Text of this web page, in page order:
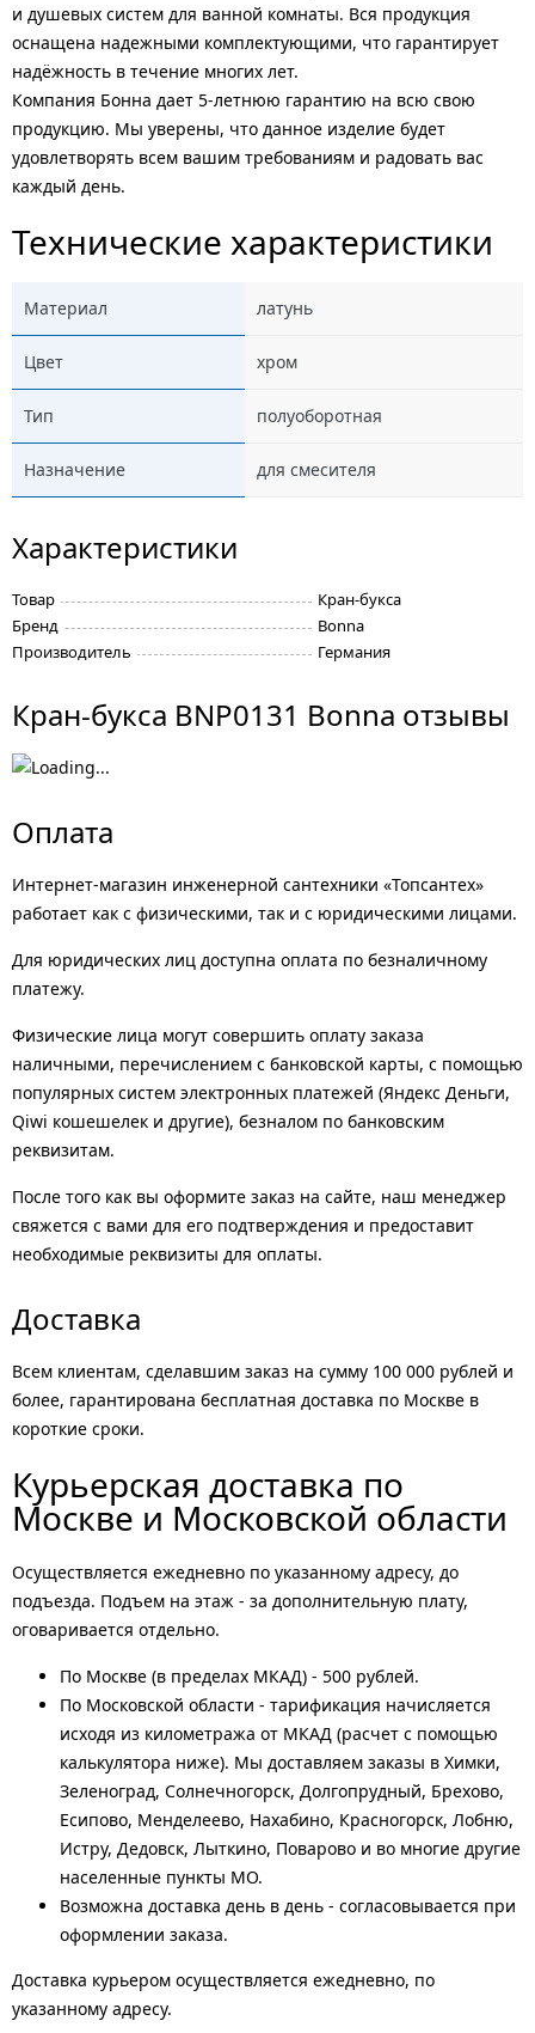
и душевых систем для ванной комнаты. Вся продукция
оснащена надежными комплектующими, что гарантирует
надёжность в течение многих лет.
Компания Бонна дает 5-летнюю гарантию на всю свою
продукцию. Мы уверены, что данное изделие будет
удовлетворять всем вашим требованиям и радовать вас
каждый день.
Технические характеристики
Материал латунь
Цвет хром
Тип полуоборотная
Назначение для смесителя
Характеристики
Товар
Кран-букса
Бренд
Bonna
Производитель
Германия
Кран-букса BNP0131 Bonna отзывы
Оплата
Интернет-магазин инженерной сантехники «Топсантех»
работает как с физическими, так и с юридическими лицами.
Для юридических лиц доступна оплата по безналичному
платежу.
Физические лица могут совершить оплату заказа
наличными, перечислением с банковской карты, с помощью
популярных систем электронных платежей (Яндекс Деньги,
Qiwi кошешелек и другие), безналом по банковским
реквизитам.
После того как вы оформите заказ на сайте, наш менеджер
свяжется с вами для его подтверждения и предоставит
необходимые реквизиты для оплаты.
Доставка
Всем клиентам, сделавшим заказ на сумму 100 000 рублей и
более, гарантирована бесплатная доставка по Москве в
короткие сроки.
Курьерская доставка по
Москве и Московской области
Осуществляется ежедневно по указанному адресу, до
подъезда. Подъем на этаж - за дополнительную плату,
оговаривается отдельно.
По Москве (в пределах МКАД) - 500 рублей.
По Московской области - тарификация начисляется
исходя из километража от МКАД (расчет с помощью
калькулятора ниже). Мы доставляем заказы в Химки,
Зеленоград, Солнечногорск, Долгопрудный, Брехово,
Есипово, Менделеево, Нахабино, Красногорск, Лобню,
Истру, Дедовск, Лыткино, Поварово и во многие другие
населенные пункты МО.
Возможна доставка день в день - согласовывается при
оформлении заказа.
Доставка курьером осуществляется ежедневно, по
указанному адресу.